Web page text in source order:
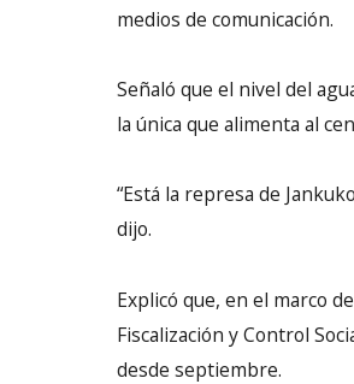
medios de comunicación.
Señaló que el nivel del
la única que alimenta al
“Está la represa de
dijo.
Explicó que, en el marco
Fiscalización y Control
desde septiembre.